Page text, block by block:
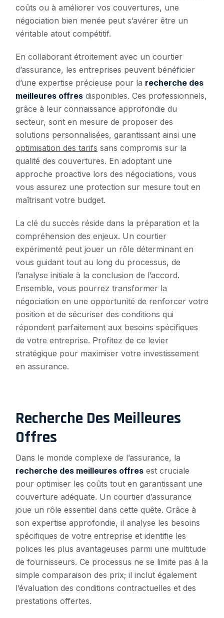
coûts ou à améliorer vos couvertures, une
négociation bien menée peut s’avérer être un
véritable atout compétitif.
En collaborant étroitement avec un courtier
d’assurance, les entreprises peuvent bénéficier
d’une expertise précieuse pour la recherche des
meilleures offres disponibles. Ces professionnels,
grâce à leur connaissance approfondie du
secteur, sont en mesure de proposer des
solutions personnalisées, garantissant ainsi une
optimisation des tarifs sans compromis sur la
qualité des couvertures. En adoptant une
approche proactive lors des négociations, vous
vous assurez une protection sur mesure tout en
maîtrisant votre budget.
La clé du succès réside dans la préparation et la
compréhension des enjeux. Un courtier
expérimenté peut jouer un rôle déterminant en
vous guidant tout au long du processus, de
l’analyse initiale à la conclusion de l’accord.
Ensemble, vous pourrez transformer la
négociation en une opportunité de renforcer votre
position et de sécuriser des conditions qui
répondent parfaitement aux besoins spécifiques
de votre entreprise. Profitez de ce levier
stratégique pour maximiser votre investissement
en assurance.
Recherche Des Meilleures
Offres
Dans le monde complexe de l’assurance, la
recherche des meilleures offres est cruciale
pour optimiser les coûts tout en garantissant une
couverture adéquate. Un courtier d’assurance
joue un rôle essentiel dans cette quête. Grâce à
son expertise approfondie, il analyse les besoins
spécifiques de votre entreprise et identifie les
polices les plus avantageuses parmi une multitude
de fournisseurs. Ce processus ne se limite pas à la
simple comparaison des prix; il inclut également
l’évaluation des conditions contractuelles et des
prestations offertes.